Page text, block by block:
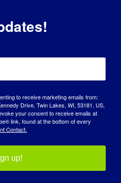
to, że stałeś się
odnoszący
damską,
organizację
mięśniową.
to receive marketing emails from:
Drive, Twin Lakes, WI, 53181, US,
your consent to receive emails at
link, found at the bottom of every
Contact.
up!